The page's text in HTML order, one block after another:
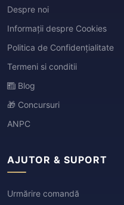
Despre noi
Informații despre Cookies
Politica de Confidențialitate
Termeni si conditii
Blog
🎁 Concursuri
ANPC
AJUTOR & SUPORT
Urmărire comandă